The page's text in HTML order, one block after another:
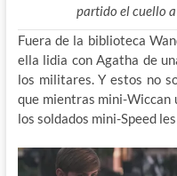
partido el cuello
Fuera de la biblioteca
ella lidia con Agatha de
los militares. Y estos no
que mientras mini-Wiccan
los soldados mini-Speed